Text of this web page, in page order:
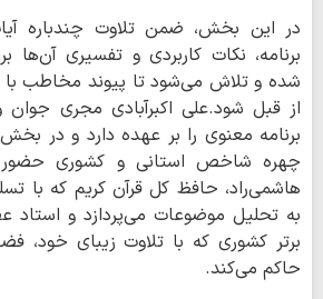
در این بخش، ضمن تلاوت چندباره
برنامه، نکات کاربردی و تفسیری آن‌ها
شده و تلاش می‌شود تا پیوند مخاطب با
از قبل شود.علی اکبرآبادی مجری جوان
برنامه معنوی را بر عهده دارد و در
چهره شاخص استانی و کشوری حضور
هاشمی‌راد، حافظ کل قرآن کریم که با
به تحلیل موضوعات می‌پردازد و استاد
برتر کشوری که با تلاوت زیبای خود،
حاکم می‌کند.